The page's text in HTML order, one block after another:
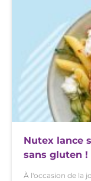
Nutex lance
sans gluten !
À l'occasion de la